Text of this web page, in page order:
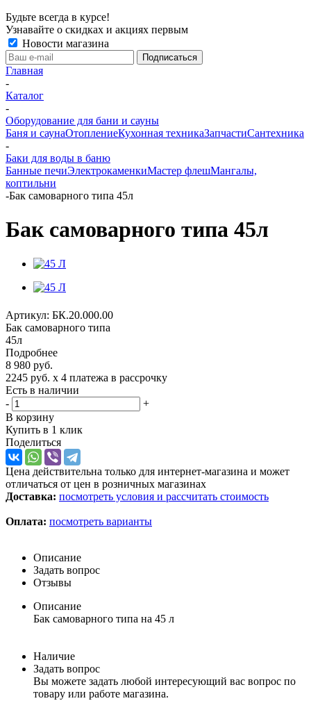
Будьте всегда в курсе!
Узнавайте о скидках и акциях первым
Новости магазина
Главная
-
Каталог
-
Оборудование для бани и сауны
Баня и саунаОтоплениеКухонная техникаЗапчастиСантехника
-
Баки для воды в баню
Банные печиЭлектрокаменкиМастер флешМангалы,
коптильни
-Бак самоварного типа 45л
Бак самоварного типа 45л
Артикул: БК.20.000.00
Бак самоварного типа
45л
Подробнее
8 980 руб.
2245 руб. x 4 платежа в рассрочку
Есть в наличии
-
+
В корзину
Купить в 1 клик
Поделиться
Цена действительна только для интернет-магазина и может
отличаться от цен в розничных магазинах
Доставка: посмотреть условия и рассчитать стоимость
Оплата: посмотреть варианты
Описание
Задать вопрос
Отзывы
Описание
Бак самоварного типа на 45 л
Наличие
Задать вопрос
Вы можете задать любой интересующий вас вопрос по
товару или работе магазина.